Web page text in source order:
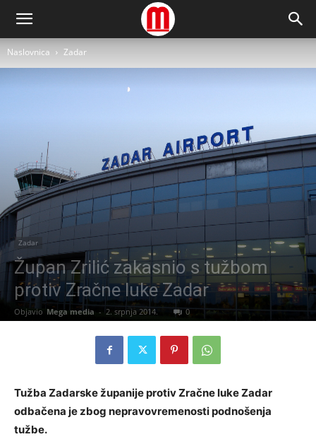
Naslovnica Zadar
Zadar
Župan Zrilić zakasnio s tužbom
protiv Zračne luke Zadar
Objavio Mega media - 2. srpnja 2014. 0
Tužba Zadarske županije protiv Zračne luke Zadar
odbačena je zbog nepravovremenosti podnošenja
tužbe.